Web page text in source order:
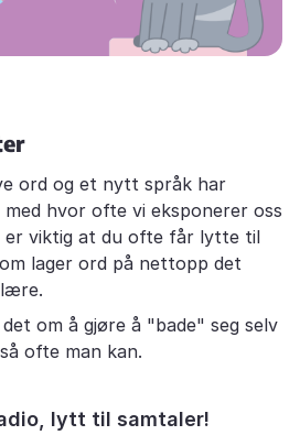
ord og et nytt språk har
med hvor ofte vi eksponerer oss
er viktig at du ofte får lytte til
lager ord på nettopp det
om å gjøre å "bade" seg selv
ofte man kan.
lytt til samtaler!